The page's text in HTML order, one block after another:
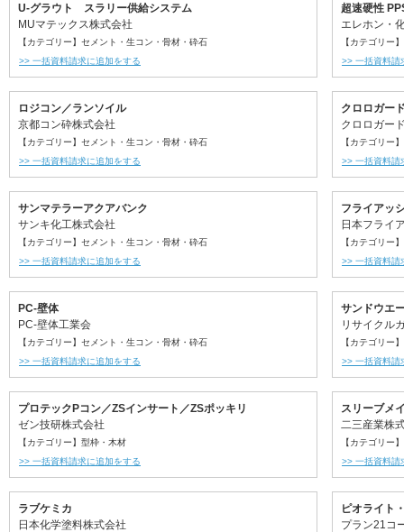
U-グラウト スラリー供給システム
MUマテックス株式会社
【カテゴリー】セメント・生コン・骨材・砕石
>> 一括資料請求に追加をする
超速硬性
エレホン・
【カテゴリー
>> 一括資料請
ロジコン／ランソイル
京都コン砕株式会社
【カテゴリー】セメント・生コン・骨材・砕石
>> 一括資料請求に追加をする
クロロガー
クロロガー
【カテゴリー
>> 一括資料請
サンマテラーアクアバンク
サンキ化工株式会社
【カテゴリー】セメント・生コン・骨材・砕石
>> 一括資料請求に追加をする
フライアッ
日本フライ
【カテゴリー
>> 一括資料請
PC-壁体
PC-壁体工業会
【カテゴリー】セメント・生コン・骨材・砕石
>> 一括資料請求に追加をする
サンドウエ
リサイクル
【カテゴリー
>> 一括資料請
プロテックPコン／ZSインサート／ZSポッキリ
ゼン技研株式会社
【カテゴリー】型枠・木材
>> 一括資料請求に追加をする
スリーブメ
二三産業株
【カテゴリー
>> 一括資料請
ラブケミカ
日本化学塗料株式会社
ピオライト
プラン21コ